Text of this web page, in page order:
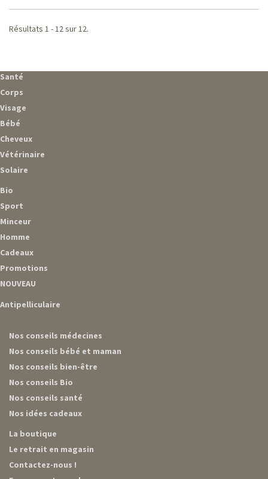
Résultats 1 - 12 sur 12.
Santé
Corps
Visage
Bébé
Cheveux
Vétérinaire
Solaire
Bio
Sport
Minceur
Homme
Cadeaux
Promotions
NOUVEAU
Antipelliculaire
Nos conseils médecines
Nos conseils bébé et maman
Nos conseils bien-être
Nos conseils Bio
Nos conseils santé
Nos idées cadeaux
La boutique
Le retrait en magasin
Contactez-nous !